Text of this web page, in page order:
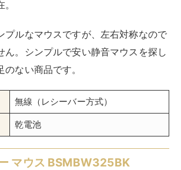
プルなマウスですが、左右対称なので
ん。シンプルで安い静音マウスを探し
ない商品です。
無線（レシーバー方式）
乾電池
マウス BSMBW325BK